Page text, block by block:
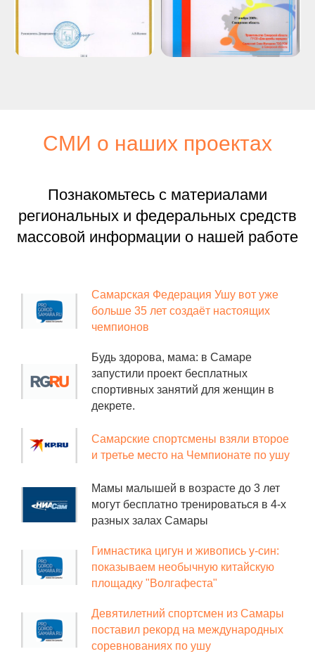
СМИ о наших проектах
Познакомьтесь с материалами
региональных и федеральных средств
массовой информации о нашей работе
Самарская Федерация Ушу вот уже
больше 35 лет создаёт настоящих
чемпионов
Будь здорова, мама: в Самаре
запустили проект бесплатных
спортивных занятий для женщин в
декрете.
Самарские спортсмены взяли второе
и третье место на Чемпионате по ушу
Мамы малышей в возрасте до 3 лет
могут бесплатно тренироваться в 4-х
разных залах Самары
Гимнастика цигун и живопись у-син:
показываем необычную китайскую
площадку "Волгафеста"
Девятилетний спортсмен из Самары
поставил рекорд на международных
соревнованиях по ушу